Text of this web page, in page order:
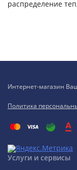
распределение
Интернет-магазин
Политика
Услуги и сервисы